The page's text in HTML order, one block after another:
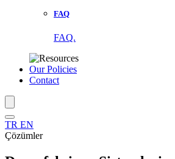
FAQ
FAQ.
Our Policies
Contact
TR EN
Çözümler